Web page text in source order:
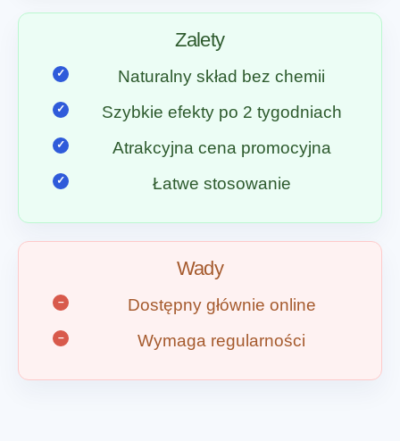
Zalety
Naturalny skład bez chemii
Szybkie efekty po 2 tygodniach
Atrakcyjna cena promocyjna
Łatwe stosowanie
Wady
Dostępny głównie online
Wymaga regularności